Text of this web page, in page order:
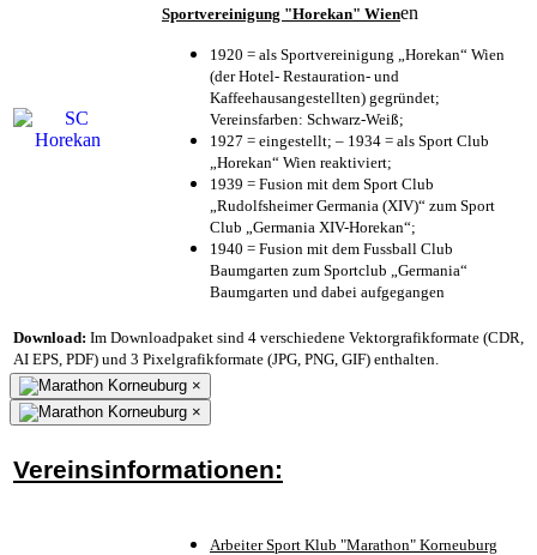
Sportvereinigung "Horekan" Wienen
1920 = als Sportvereinigung „Horekan“ Wien
(der Hotel- Restauration- und
Kaffeehausangestellten) gegründet;
Vereinsfarben: Schwarz-Weiß;
1927 = eingestellt; – 1934 = als Sport Club
„Horekan“ Wien reaktiviert;
1939 = Fusion mit dem Sport Club
„Rudolfsheimer Germania (XIV)“ zum Sport
Club „Germania XIV-Horekan“;
1940 = Fusion mit dem Fussball Club
Baumgarten zum Sportclub „Germania“
Baumgarten und dabei aufgegangen
Download: Im Downloadpaket sind 4 verschiedene Vektorgrafikformate (CDR,
AI EPS, PDF) und 3 Pixelgrafikformate (JPG, PNG, GIF) enthalten.
×
×
Vereinsinformationen:
Arbeiter Sport Klub "Marathon" Korneuburg